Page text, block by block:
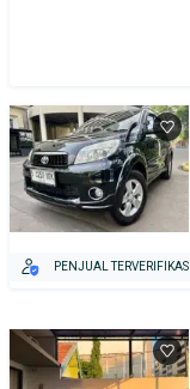
PENJUAL TERVERIFIKASI